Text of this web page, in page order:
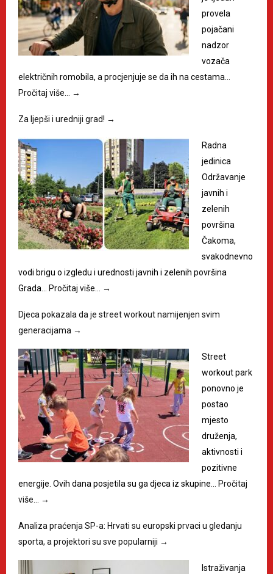
provela
pojačani
nadzor
vozača
električnih romobila, a procjenjuje se da ih na cestama…
Pročitaj više… →
Za ljepši i uredniji grad! →
Radna
jedinica
Održavanje
javnih i
zelenih
površina
Čakoma,
svakodnevno
vodi brigu o izgledu i urednosti javnih i zelenih površina
Grada… Pročitaj više… →
Djeca pokazala da je street workout namijenjen svim
generacijama →
Street
workout park
ponovno je
postao
mjesto
druženja,
aktivnosti i
pozitivne
energije. Ovih dana posjetila su ga djeca iz skupine… Pročitaj
više… →
Analiza praćenja SP-a: Hrvati su europski prvaci u gledanju
sporta, a projektori su sve popularniji →
​Istraživanja